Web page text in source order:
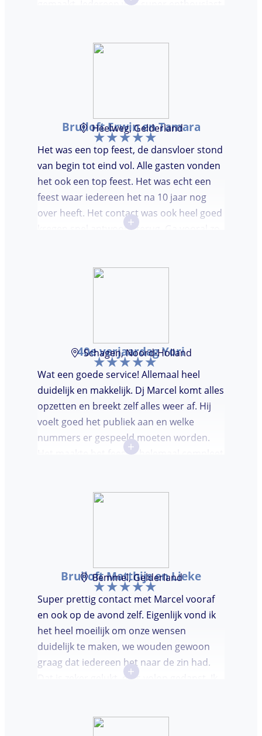
gemaakt. Iedereen was super enthousiast,
over de DJ. Bij deze Marcel, top gedaan en
Bruiloft Erwin en Tamara
Heelweg, Gelderland
Het was een top feest, de dansvloer stond
van begin tot eind vol. Alle gasten vonden
het ook een top feest. Het was echt een
feest waar iedereen het na 10 jaar nog
over heeft. Het contact was ook heel goed
kregen snel antwoord terug. Ga vooral zo
+
40e verjaardag Yori
Schagen, Noord-Holland
Wat een goede service! Allemaal heel
duidelijk en makkelijk. Dj Marcel komt alles
opzetten en breekt zelf alles weer af. Hij
voelt goed het publiek aan en welke
nummers er gespeeld moeten worden.
Het maakte het feestje helemaal compleet
+
Bruiloft Matthijs en Lieke
Bemmel, Gelderland
Super prettig contact met Marcel vooraf
en ook op de avond zelf. Eigenlijk vond ik
het heel moeilijk om onze wensen
duidelijk te maken, we wouden gewoon
graag dat iedereen het naar de zin had.
Dat is zeker gelukt, er is volop gedanst. Ik
avondje gehad en zou DJ huren zeker
+